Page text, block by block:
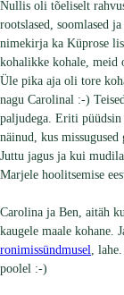
Nullis oli tõeliselt
rootslased, soomlased
nimekirja ka Küprose
kohalikke kohale, meid
Üle pika aja oli tore
nagu Carolinal :-)
paljudega. Eriti püüdsin
näinud, kus
Juttu jagus ja kui
Marjele hoolitsemise
Carolina ja Ben, aitäh
kaugele maale kohane.
ronimissündmusel
,
poolel :-)